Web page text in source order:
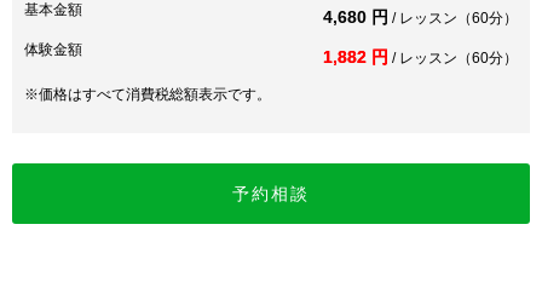
基本金額 4,680 円 / レッスン（60分）
体験金額
1,882 円 / レッスン（60分）
※価格はすべて消費税総額表示です。
予約相談